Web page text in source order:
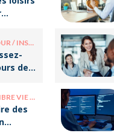
/ INSOLITE
de
/ VIE PERSO
des